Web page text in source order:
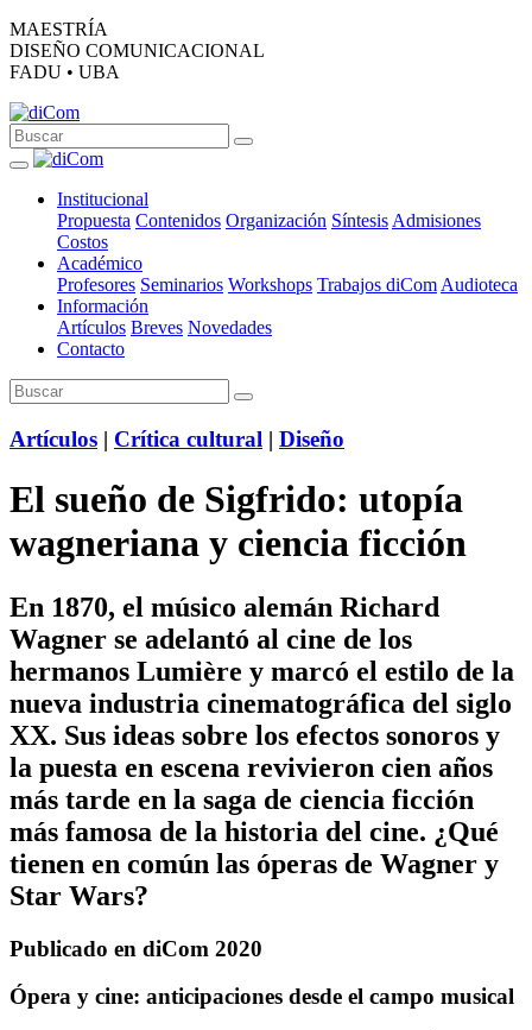
MAESTRÍA
DISEÑO COMUNICACIONAL
FADU • UBA
Institucional
Propuesta Contenidos Organización Síntesis Admisiones
Costos
Académico
Profesores Seminarios Workshops Trabajos diCom Audioteca
Información
Artículos Breves Novedades
Contacto
Artículos | Crítica cultural | Diseño
El sueño de Sigfrido: utopía
wagneriana y ciencia ficción
En 1870, el músico alemán Richard
Wagner se adelantó al cine de los
hermanos Lumière y marcó el estilo de la
nueva industria cinematográfica del siglo
XX. Sus ideas sobre los efectos sonoros y
la puesta en escena revivieron cien años
más tarde en la saga de ciencia ficción
más famosa de la historia del cine. ¿Qué
tienen en común las óperas de Wagner y
Star Wars?
Publicado en diCom 2020
Ópera y cine: anticipaciones desde el campo musical